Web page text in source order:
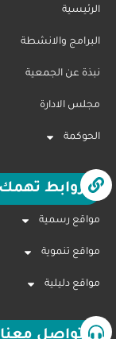
الرئيسية
البرامج والانشطة
نبذة عن الجمعية
مجلس الادارة
الحوكمة
روابط تهمك
مواقع رسمية
مواقع تنموية
مواقع دليلية